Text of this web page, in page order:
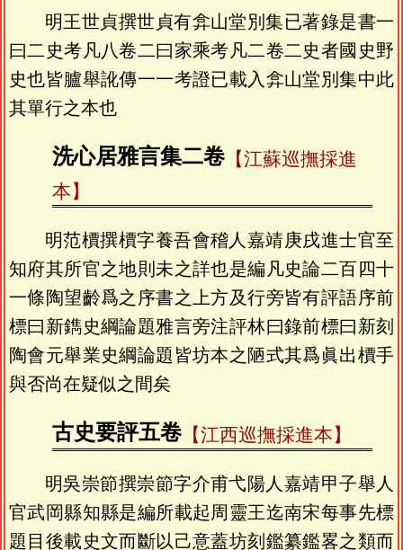
明王世貞撰世貞有弇山堂別集已著錄是書一
曰二史考凡八卷二曰家乘考凡二卷二史者國史野
史也皆臚舉訛傳一一考證已載入弇山堂別集中此
其單行之本也
洗心居雅言集二卷【江蘇巡撫採進
本】
明范檟撰檟字養吾會稽人嘉靖庚戌進士官至
知府其所官之地則未之詳也是編凡史論二百四十
一條陶望齡爲之序書之上方及行旁皆有評語序前
標曰新鐫史綱論題雅言旁注評林曰錄前標曰新刻
陶會元舉業史綱論題皆坊本之陋式其爲眞出檟手
與否尚在疑似之間矣
古史要評五卷【江西巡撫採進本】
明吳崇節撰崇節字介甫弋陽人嘉靖甲子舉人
官武岡縣知縣是編所載起周靈王迄南宋每事先標
題目後載史文而斷以己意蓋坊刻鑑纂鑑畧之類而